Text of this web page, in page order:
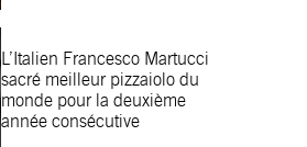
L’Italien Francesco Martucci
sacré meilleur pizzaiolo du
monde pour la deuxième
année consécutive